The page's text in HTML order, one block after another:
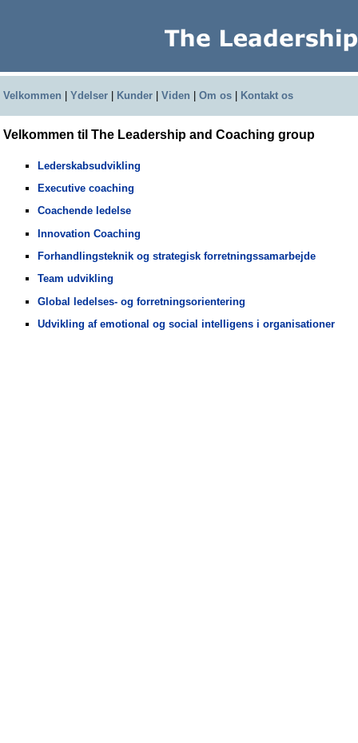
Velkommen Ydelser Kunder Viden Om os Kontakt os
Velkommen til The Leadership and Coaching group
Lederskabsudvikling
Executive coaching
Coachende ledelse
Innovation Coaching
Forhandlingsteknik og strategisk forretningssamarbejde
Team udvikling
Global ledelses- og forretningsorientering
Udvikling af emotional og social intelligens i organisationer